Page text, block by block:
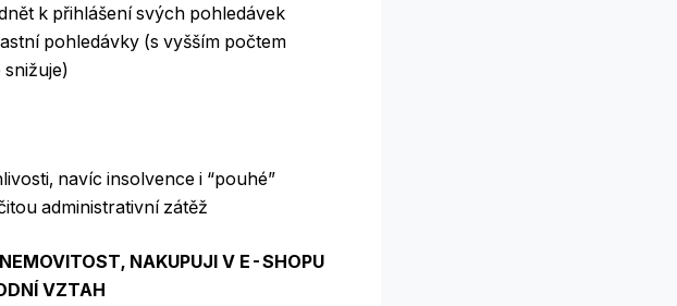
k přihlášení svých pohledávek
pohledávky (s vyšším počtem
snižuje)
navíc insolvence i “pouhé”
administrativní zátěž
NAKUPUJI V E-SHOPU
VZTAH